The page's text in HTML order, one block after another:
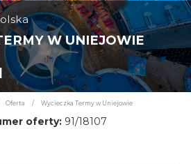
W UNIEJOWIE
Oferta / Wycieczka Termy w Uniejowie
oferty: 91/18107